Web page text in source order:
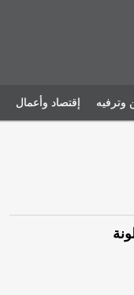
وترفيه إقتصاد وأعمال